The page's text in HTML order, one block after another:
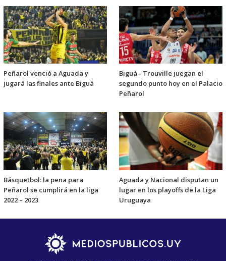
Peñarol venció a Aguada y
jugará las finales ante Biguá
Biguá - Trouville juegan el
segundo punto hoy en el Palacio
Peñarol
Básquetbol: la pena para
Peñarol se cumplirá en la liga
2022 – 2023
Aguada y Nacional disputan un
lugar en los playoffs de la Liga
Uruguaya